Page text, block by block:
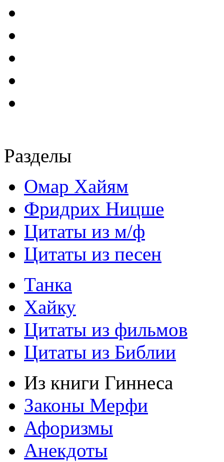
Разделы
Омар Хайям
Фридрих Ницше
Цитаты из м/ф
Цитаты из песен
Танка
Хайку
Цитаты из фильмов
Цитаты из Библии
Из книги Гиннеса
Законы Мерфи
Афоризмы
Анекдоты